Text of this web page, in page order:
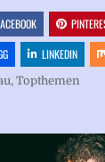
LINKEDIN
,Topthemen